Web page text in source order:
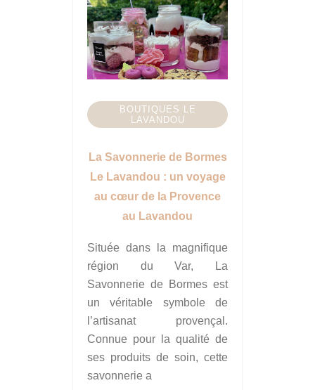
BOUTIQUES LE
LAVANDOU
La Savonnerie de Bormes
Le Lavandou : un voyage
au cœur de la Provence
au Lavandou
Située dans la magnifique
région du Var, La
Savonnerie de Bormes est
un véritable symbole de
l’artisanat provençal.
Connue pour la qualité de
ses produits de soin, cette
savonnerie a